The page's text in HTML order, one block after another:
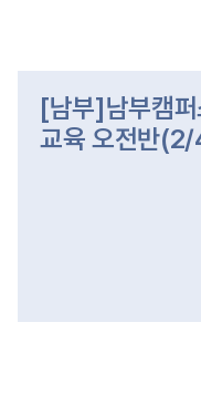
[남부]남부캠
교육 오전반